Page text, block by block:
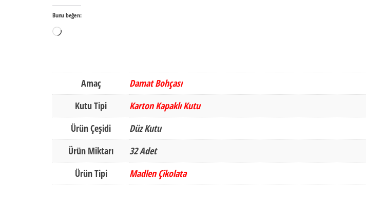
Bunu beğen:
Yükleniyor...
Amaç
Damat Bohçası
Kutu Tipi
Karton Kapaklı Kutu
Ürün Çeşidi
Düz Kutu
Ürün Miktarı
32 Adet
Ürün Tipi
Madlen Çikolata